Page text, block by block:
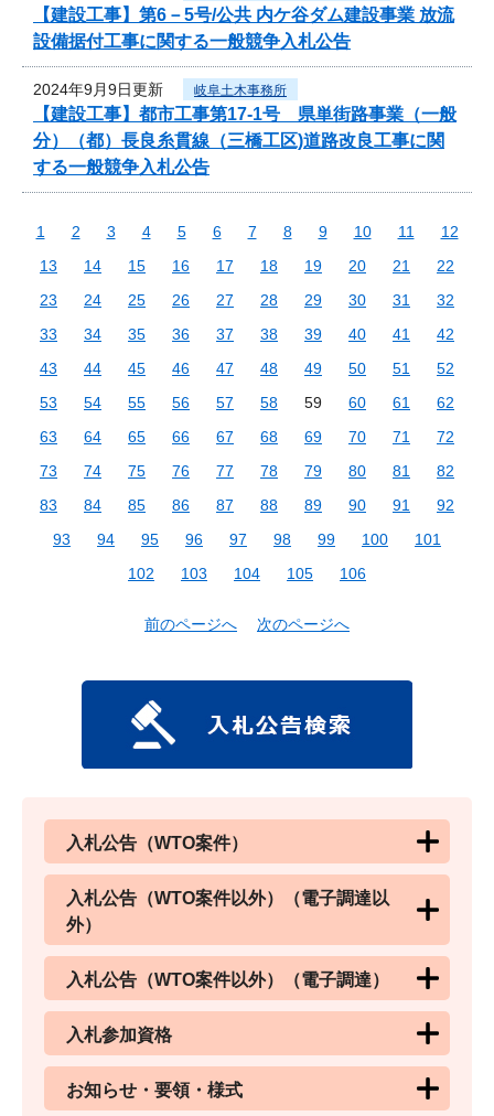
【建設工事】第6－5号/公共 内ケ谷ダム建設事業 放流
設備据付工事に関する一般競争入札公告
2024年9月9日更新 岐阜土木事務所
【建設工事】都市工事第17-1号 県単街路事業（一般
分）（都）長良糸貫線（三橋工区)道路改良工事に関
する一般競争入札公告
1 2 3 4 5 6 7 8 9 10 11
12
13
14 15 16 17 18 19 20 21
22
23
24 25 26 27 28 29 30 31
32
33
34 35 36 37 38 39 40 41
42
43
44 45 46 47 48 49 50 51
52
53
54 55 56 57 58 59 60 61
62
63
64 65 66 67 68 69 70 71
72
73
74 75 76 77 78 79 80 81
82
83
84 85 86 87 88 89 90 91
92
93
94 95 96 97 98 99 100
101
102
103 104 105 106
前のページへ 次のページへ
入札公告（WTO案件）
入札公告（WTO案件以外）（電子調達以
外）
入札公告（WTO案件以外）（電子調達）
入札参加資格
お知らせ・要領・様式